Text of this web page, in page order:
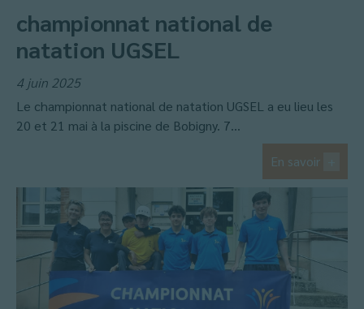
championnat national de
natation UGSEL
4 juin 2025
Le championnat national de natation UGSEL a eu lieu les
20 et 21 mai à la piscine de Bobigny. 7...
En savoir